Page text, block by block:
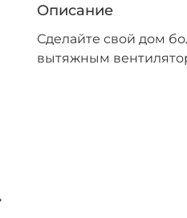
Описание
Сделайте свой дом
вытяжным